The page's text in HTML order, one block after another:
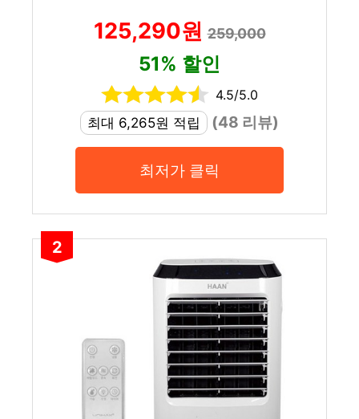
125,290원259,000
51% 할인
4.5/5.0
최대 6,265원 적립
(48 리뷰)
최저가 클릭
2